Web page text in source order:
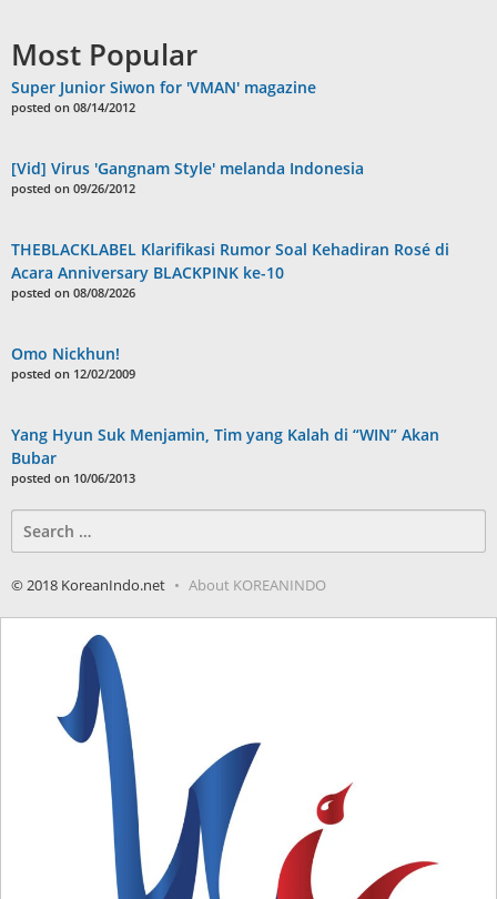
Most Popular
Super Junior Siwon for 'VMAN' magazine
posted on 08/14/2012
[Vid] Virus 'Gangnam Style' melanda Indonesia
posted on 09/26/2012
THEBLACKLABEL Klarifikasi Rumor Soal Kehadiran Rosé di
Acara Anniversary BLACKPINK ke-10
posted on 08/08/2026
Omo Nickhun!
posted on 12/02/2009
Yang Hyun Suk Menjamin, Tim yang Kalah di “WIN” Akan
Bubar
posted on 10/06/2013
for:
© 2018 KoreanIndo.net About KOREANINDO